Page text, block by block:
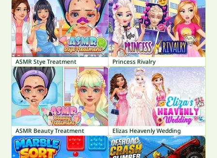
ASMR Stye Treatment Princess Rivalry
ASMR Beauty Treatment Elizas Heavenly Wedding